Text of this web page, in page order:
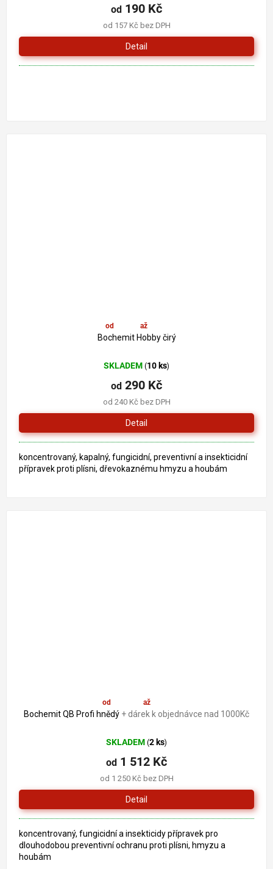
od 157 Kč bez DPH
od 190 Kč
Detail
od až–11 %
Bochemit Hobby čirý
SKLADEM (10 ks)
od 240 Kč bez DPH
od 290 Kč
Detail
koncentrovaný, kapalný, fungicidní, preventivní a insekticidní
přípravek proti plísni, dřevokaznému hmyzu a houbám
od až–19 %
Bochemit QB Profi hnědý + dárek k objednávce nad 1000Kč
SKLADEM (2 ks)
od 1 250 Kč bez DPH
od 1 512 Kč
Detail
koncentrovaný, fungicidní a insekticidy přípravek pro
dlouhodobou preventivní ochranu proti plísni, hmyzu a
houbám